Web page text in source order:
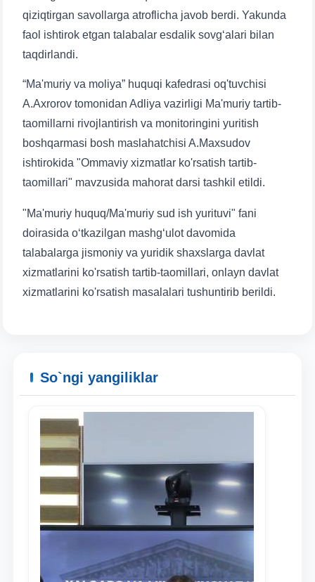
qiziqtirgan savollarga atroflicha javob berdi. Yakunda
faol ishtirok etgan talabalar esdalik sovg‘alari bilan
taqdirlandi.
“Ma'muriy va moliya” huquqi kafedrasi oq'tuvchisi
A.Axrorov tomonidan Adliya vazirligi Ma'muriy tartib-
taomillarni rivojlantirish va monitoringini yuritish
boshqarmasi bosh maslahatchisi A.Maxsudov
ishtirokida "Ommaviy xizmatlar ko'rsatish tartib-
taomillari" mavzusida mahorat darsi tashkil etildi.
"Ma'muriy huquq/Ma'muriy sud ish yurituvi" fani
doirasida o‘tkazilgan mashg‘ulot davomida
talabalarga jismoniy va yuridik shaxslarga davlat
xizmatlarini ko'rsatish tartib-taomillari, onlayn davlat
xizmatlarini ko'rsatish masalalari tushuntirib berildi.
So`ngi yangiliklar